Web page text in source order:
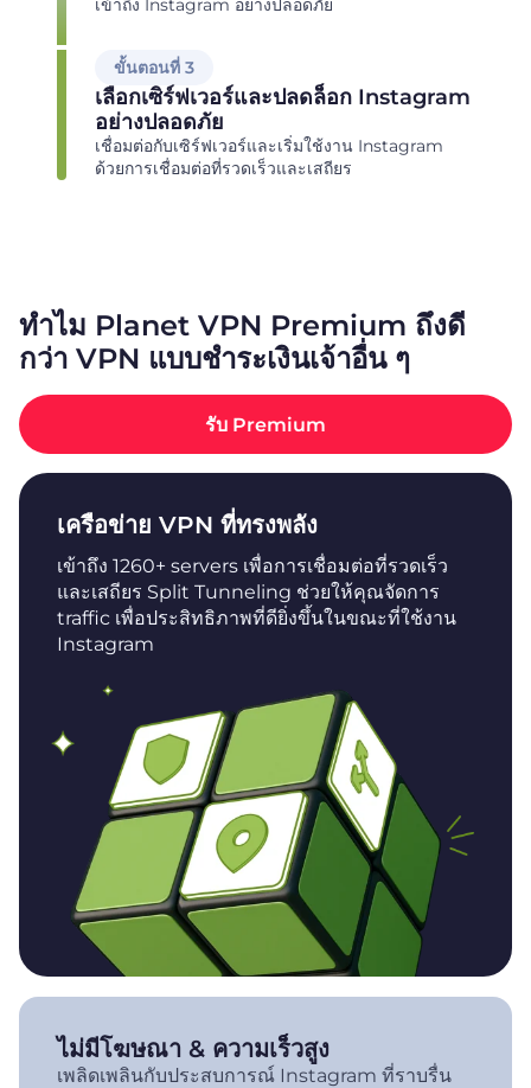
เข้าถึง Instagram อย่างปลอดภัย
ขั้นตอนที่ 3
เลือกเซิร์ฟเวอร์และปลดล็อก Instagram
อย่างปลอดภัย
เชื่อมต่อกับเซิร์ฟเวอร์และเริ่มใช้งาน Instagram
ด้วยการเชื่อมต่อที่รวดเร็วและเสถียร
ทำไม Planet VPN Premium ถึงดี
กว่า VPN แบบชำระเงินเจ้าอื่น ๆ
รับ Premium
เครือข่าย VPN ที่ทรงพลัง
เข้าถึง 1260+ servers เพื่อการเชื่อมต่อที่รวดเร็ว
และเสถียร Split Tunneling ช่วยให้คุณจัดการ
traffic เพื่อประสิทธิภาพที่ดียิ่งขึ้นในขณะที่ใช้งาน
Instagram
ไม่มีโฆษณา & ความเร็วสูง
เพลิดเพลินกับประสบการณ์ Instagram ที่ราบรื่น